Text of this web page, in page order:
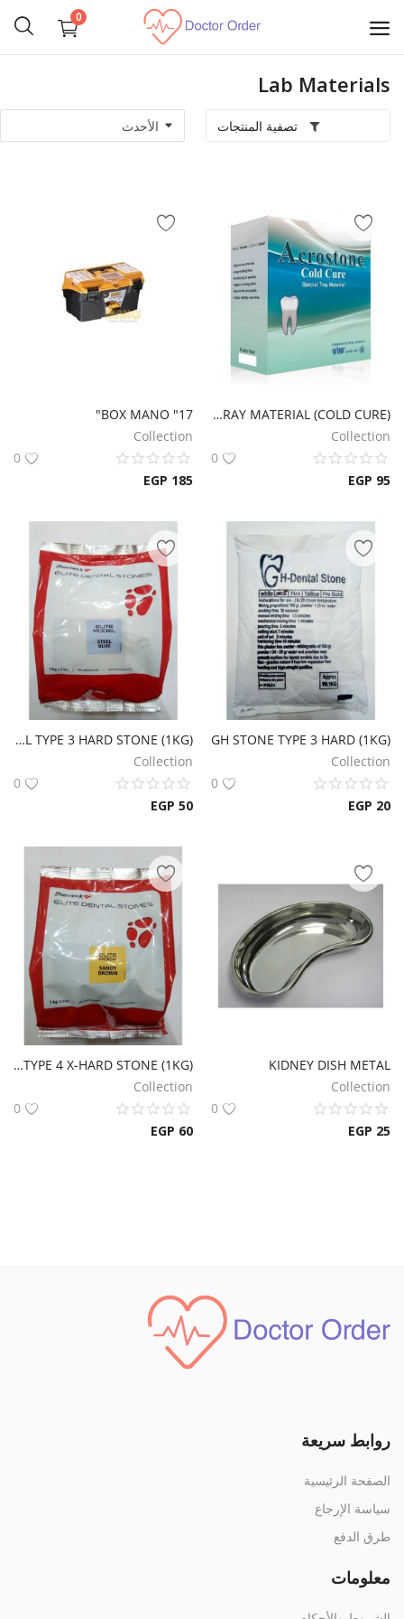
0
ابدأ
مستلزمات شخصية
الآلات الجراحية
المناظير الطبية
قائمة الرغبات
خدمة العملاء
تسجيل الدخول
English
Arabic
Lab Materials
تصفية المنتجات
ACROSTONE SPECIAL TRAY MATERIAL (COLD CURE)
Collection
0
95
EGP
BOX MANO "17"
Collection
0
185
EGP
GH STONE TYPE 3 HARD (1KG)
Collection
0
20
EGP
ZHERMACK ELITE MODEL TYPE 3 HARD STONE (1KG)
Collection
0
50
EGP
KIDNEY DISH METAL
Collection
0
25
EGP
ZHERMACK ELITE ROCK TYPE 4 X-HARD STONE (1KG)
Collection
0
60
EGP
روابط سريعة
الصفحة الرئيسية
سياسة الإرجاع
طرق الدفع
معلومات